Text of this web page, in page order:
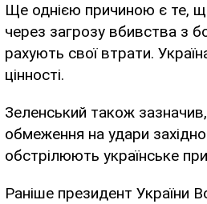
Ще однією причиною є те,
через загрозу вбивства з
рахують свої втрати.
цінності.
Зеленський також
обмеження на удари
обстрілюють українське
Раніше президент України